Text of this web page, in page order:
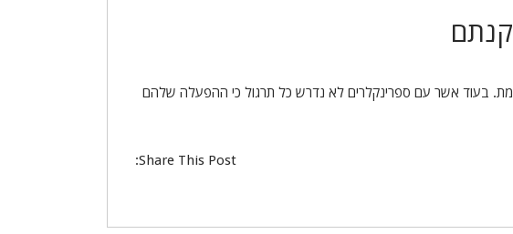
בעוד אשר עם ספרינקלרים לא נדרש כל תרגול כי ההפעלה שלהם
Share This Post: